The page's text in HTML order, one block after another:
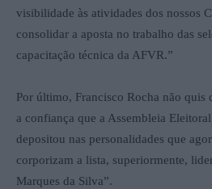
visibilidade às atividades dos nossos
consolidar a aposta no trabalho das
capacitação técnica da AFVR.”
Por último, Francisco Rocha não quis
a confiança que a Assembleia
depositou nas personalidades que
corporizam a lista, superiormente,
Marques da Silva”.